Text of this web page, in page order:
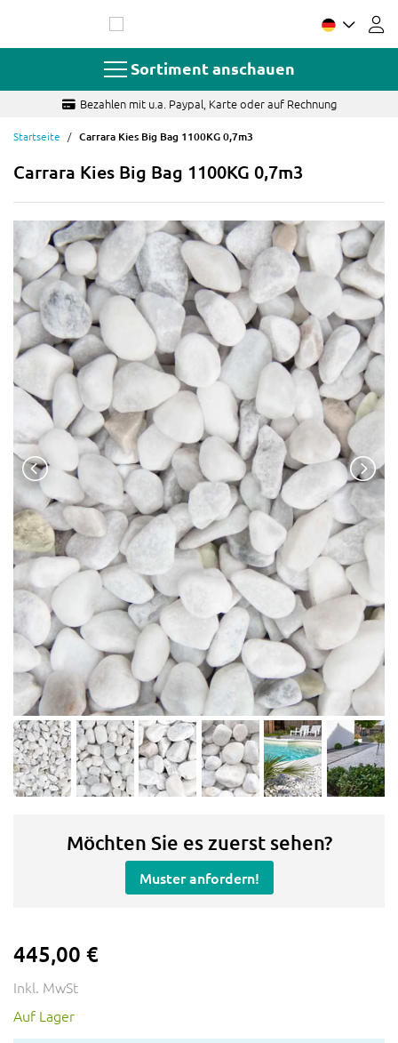
springen
Sortiment anschauen
Bezahlen mit u.a. Paypal, Karte oder auf Rechnung
Startseite Carrara Kies Big Bag 1100KG 0,7m3
Carrara Kies Big Bag 1100KG 0,7m3
Möchten Sie es zuerst sehen?
Muster anfordern!
445,00 €
Inkl. MwSt
Auf Lager